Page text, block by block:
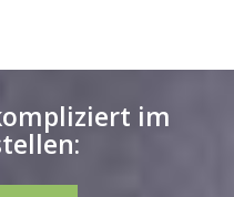
im